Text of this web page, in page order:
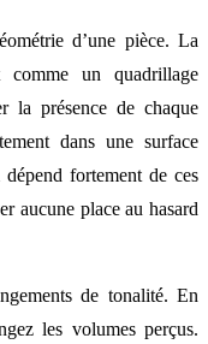
d’une pièce. La
comme un quadrillage
la présence de chaque
dans une surface
fortement de ces
aucune place au hasard
de tonalité. En
les volumes perçus.